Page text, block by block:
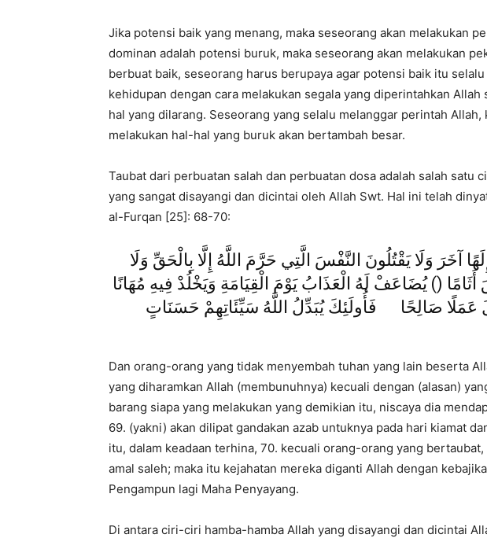
Jika potensi baik yang menang, maka seseorang akan melakukan
dominan adalah potensi buruk, maka seseorang akan melakukan
berbuat baik, seseorang harus berupaya agar potensi baik itu
kehidupan dengan cara melakukan segala yang diperintahkan
hal yang dilarang. Seseorang yang selalu melanggar perintah
melakukan hal-hal yang buruk akan bertambah besar.
Taubat dari perbuatan salah dan perbuatan dosa adalah salah satu
yang sangat disayangi dan dicintai oleh Allah Swt. Hal ini telah
al-Furqan [25]: 68-70:
آخَرَ وَلَا يَقْتُلُونَ النَّفْسَ الَّتِي حَرَّمَ اللَّهُ إِلَّا بِالْحَقِّ وَلَا
() يُضَاعَفْ لَهُ الْعَذَابُ يَوْمَ الْقِيَامَةِ وَيَخْلُدْ فِيهِ مُهَانًا
عَمَلًا صَالِحًا فَأُولَئِكَ يُبَدِّلُ اللَّهُ سَيِّئَاتِهِمْ حَسَنَاتٍ
Dan orang-orang yang tidak menyembah tuhan yang lain beserta
yang diharamkan Allah (membunuhnya) kecuali dengan (alasan)
barang siapa yang melakukan yang demikian itu, niscaya dia
69. (yakni) akan dilipat gandakan azab untuknya pada hari kiamat
itu, dalam keadaan terhina, 70. kecuali orang-orang yang
amal saleh; maka itu kejahatan mereka diganti Allah dengan
Pengampun lagi Maha Penyayang.
Di antara ciri-ciri hamba-hamba Allah yang disayangi dan dicintai